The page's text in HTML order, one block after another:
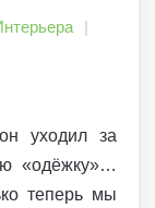
уходил за
«одёжку»…
теперь мы